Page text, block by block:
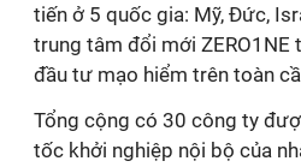
tiến ở 5 quốc gia: Mỹ, Đức,
trung tâm đổi mới
đầu tư mạo hiểm trên toàn
Tổng cộng có 30 công ty
tốc khởi nghiệp nội bộ của